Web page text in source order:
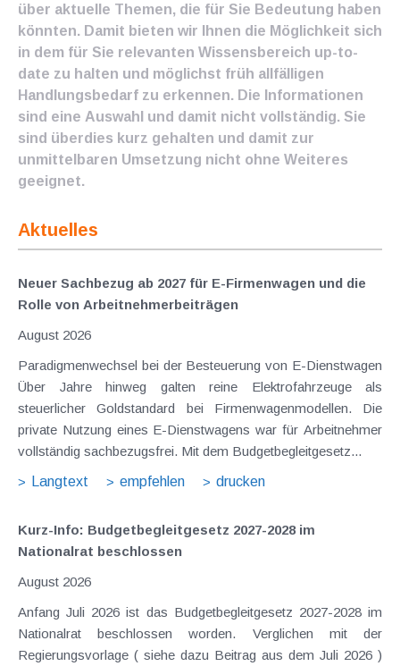
über aktuelle Themen, die für Sie Bedeutung haben
könnten. Damit bieten wir Ihnen die Möglichkeit sich
in dem für Sie relevanten Wissensbereich up-to-
date zu halten und möglichst früh allfälligen
Handlungsbedarf zu erkennen. Die Informationen
sind eine Auswahl und damit nicht vollständig. Sie
sind überdies kurz gehalten und damit zur
unmittelbaren Umsetzung nicht ohne Weiteres
geeignet.
Aktuelles
Neuer Sachbezug ab 2027 für E-Firmenwagen und die
Rolle von Arbeitnehmer​­beiträgen
August 2026
Paradigmenwechsel bei der Besteuerung von E-Dienstwagen
Über Jahre hinweg galten reine Elektrofahrzeuge als
steuerlicher Goldstandard bei Firmenwagenmodellen. Die
private Nutzung eines E-Dienstwagens war für Arbeitnehmer
vollständig sachbezugsfrei. Mit dem Budgetbegleitgesetz...
Langtext
empfehlen drucken
Kurz-Info: Budgetbegleitgesetz 2027-2028 im
Nationalrat beschlossen
August 2026
Anfang Juli 2026 ist das Budgetbegleitgesetz 2027-2028 im
Nationalrat beschlossen worden. Verglichen mit der
Regierungsvorlage ( siehe dazu Beitrag aus dem Juli 2026 )